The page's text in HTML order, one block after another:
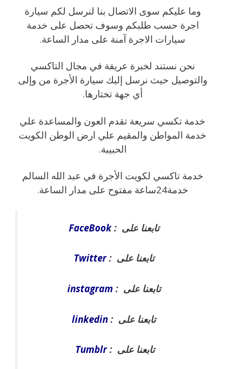
وما عليكم سوى الاتصال بنا لنرسل لكم سيارة
اجرة حسب طلبكم وسوف تحصل على خدمة
سيارات الاجرة آمنة على مدار الساعة.
نحن نستند لخبرة عريقة في مجال التاكسي
والتوصيل حيث نرسل إليك سيارة الأجرة من وإلى
أي جهة تختارها.
خدمة تكسي سريعة تقدم العون والمساعدة علي
خدمة المواطن والمقيم علي ارض الوطن الكويت
الحبيبة.
خدمة تاكسي لكويت الأجرة في عبد الله السالم
خدمة24ساعة مفتوح على مدار الساعة
.
تابعنا على :FaceBook
تابعنا على :Twitter
تابعنا على : instagram
تابعنا على : linkedin
تابعنا على :Tumblr